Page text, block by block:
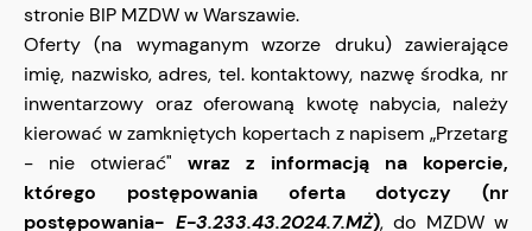
stronie BIP MZDW w Warszawie.
Oferty (na wymaganym wzorze druku) zawierające
imię, nazwisko, adres, tel. kontaktowy, nazwę środka, nr
inwentarzowy oraz oferowaną kwotę nabycia, należy
kierować w zamkniętych kopertach z napisem „Przetarg
- nie otwierać" wraz z informacją na kopercie,
którego postępowania oferta dotyczy (nr
postępowania- E-3.233.43.2024.7.MŻ), do MZDW w